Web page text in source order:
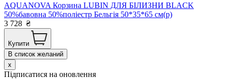
AQUANOVA Корзина LUBIN ДЛЯ БІЛИЗНИ BLACK
50%бавовна 50%поліестр Бельгія 50*35*65 см(р)
3 728 ₴
Купити
В список желаний
x
Підписатися на оновлення